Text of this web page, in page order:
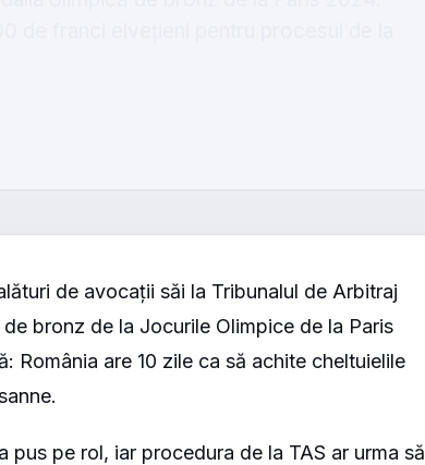
de avocații săi la Tribunalul de Arbitraj
bronz de la Jocurile Olimpice de la Paris
România are 10 zile ca să achite cheltuielile
pus pe rol, iar procedura de la TAS ar urma să